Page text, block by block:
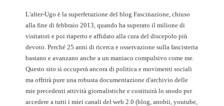
L'alter-Ugo è la superfetazione del blog Fascinazione, chiuso
alla fine di febbraio 2013, quando ha superato il milione di
visitatori e poi riaperto e affidato alla cura del discepolo più
devoto. Perché 25 anni di ricerca e osservazione sulla fascisteria
bastano e avanzano anche a un maniaco compulsivo come me.
Questo sito si occuperà ancora di politica e movimenti sociali
ma offrirà pure una robusta documentazione d'archivio delle
mie precedenti attività giornalistiche e costituirà lo snodo per
accedere a tutti i miei canali del web 2.0 (blog, anobii, youtube,